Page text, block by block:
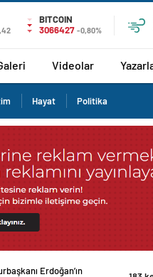
BITCOIN
3066427 -0,80%
Videolar
Hayat Politika
Erdoğan’ın